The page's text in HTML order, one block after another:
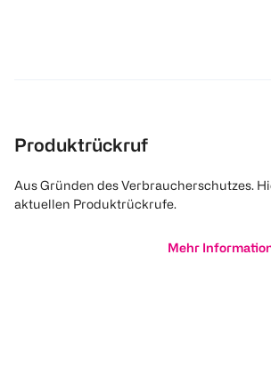
Produktrückruf
Aus Gründen des Verbraucherschutzes.
aktuellen Produktrückrufe.
Mehr